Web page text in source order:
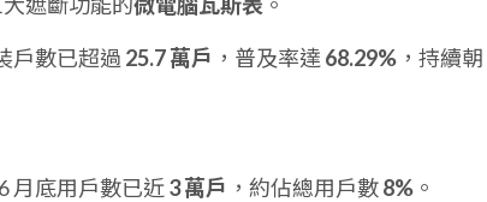
戶數已超過 25.7 萬戶 ，普及率達 68.29% ，持續朝
月底用戶數已近3 萬戶 ，約佔總用戶數8% 。